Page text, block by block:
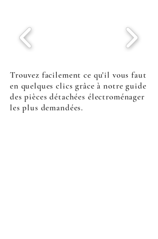
Trouvez facilement ce qu'il vous faut
en quelques clics grâce à notre guide
des pièces détachées électroménager
les plus demandées.